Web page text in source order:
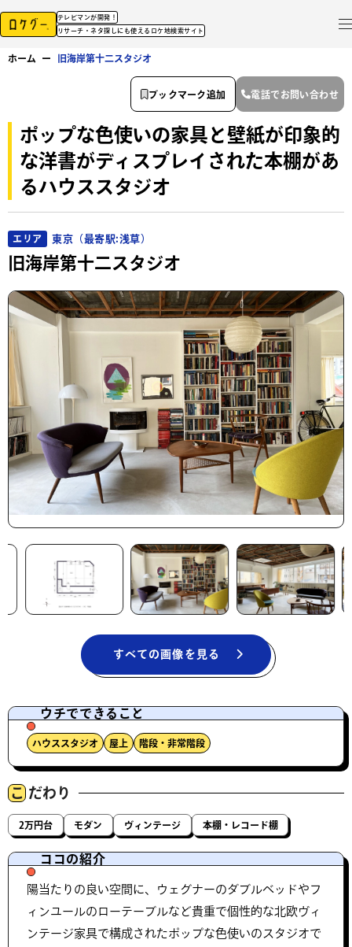
テレビマンが開発！
リサーチ・ネタ探しにも使えるロケ地検索サイト
ホーム ー 旧海岸第十二スタジオ
ポップな色使いの家具と壁紙が印象的
な洋書がディスプレイされた本棚があ
るハウススタジオ
エリア 東京（最寄駅:浅草）
旧海岸第十二スタジオ
すべての画像を見る
ウチでできること
ハウススタジオ 屋上 階段・非常階段
こ だわり
2万円台 モダン ヴィンテージ 本棚・レコード棚
ココの紹介
陽当たりの良い空間に、ウェグナーのダブルベッドやフ
ィンユールのローテーブルなど貴重で個性的な北欧ヴィ
ンテージ家具で構成されたポップな色使いのスタジオで
ブックマーク追加 電話でお問い合わせ